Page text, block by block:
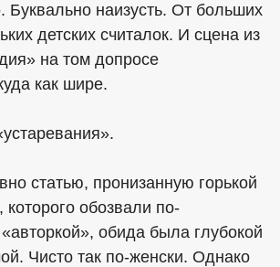
Буквально наизусть. От больших
детских считалок. И сцена из
на том допросе
как шире.
статью, пронизанную горькой
которого обозвали по-
обида была глубокой
Чисто так по-женски. Однако